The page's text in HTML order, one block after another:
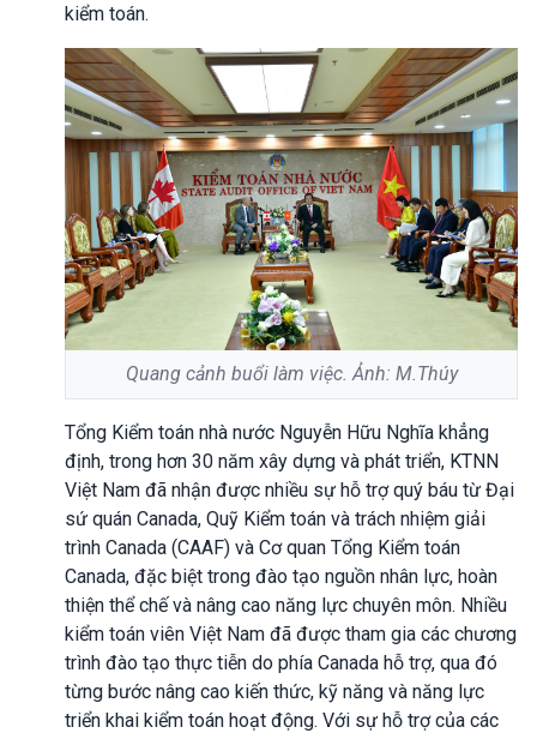
kiểm toán.
Quang cảnh buổi làm việc. Ảnh: M.Thúy
Tổng Kiểm toán nhà nước Nguyễn Hữu Nghĩa khẳng
định, trong hơn 30 năm xây dựng và phát triển, KTNN
Việt Nam đã nhận được nhiều sự hỗ trợ quý báu từ Đại
sứ quán Canada, Quỹ Kiểm toán và trách nhiệm giải
trình Canada (CAAF) và Cơ quan Tổng Kiểm toán
Canada, đặc biệt trong đào tạo nguồn nhân lực, hoàn
thiện thể chế và nâng cao năng lực chuyên môn. Nhiều
kiểm toán viên Việt Nam đã được tham gia các chương
trình đào tạo thực tiễn do phía Canada hỗ trợ, qua đó
từng bước nâng cao kiến thức, kỹ năng và năng lực
triển khai kiểm toán hoạt động. Với sự hỗ trợ của các